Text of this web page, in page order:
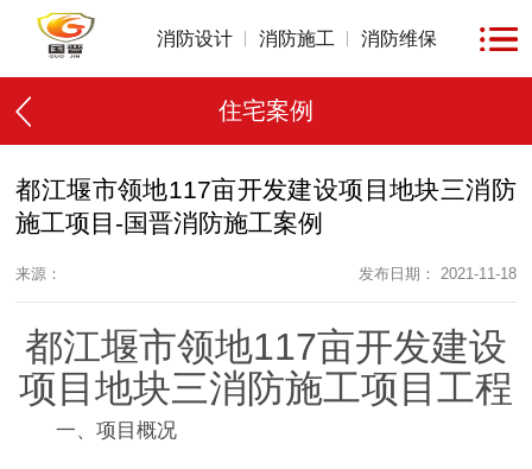
消防设计 消防施工 消防维保
住宅案例
都江堰市领地117亩开发建设项目地块三消防
施工项目-国晋消防施工案例
来源： 发布日期： 2021-11-18
都江堰市领地117亩开发建设
项目地块三消防施工项目工程
一、项目概况